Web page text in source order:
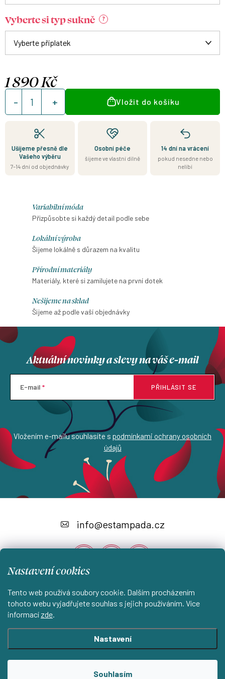
Nastavení cookies
Tento web používá soubory cookie. Dalším procházením
tohoto webu vyjadřujete souhlas s jejich používáním. Více
informací zde.
Nastavení
Souhlasím
Vyberte si typ sukně ?
1 890 Kč
Měrná
cena:
Vložit do košíku
Ušijeme přesně dle
Vašeho výběru
7–14 dní od objednávky
Osobní péče
šijeme ve vlastní dílně
14 dní na vrácení
pokud nesedne nebo
nelíbí
Variabilní móda
Přizpůsobte si každý detail podle sebe
Lokální výroba
Šijeme lokálně s důrazem na kvalitu
Přírodní materiály
Materiály, které si zamilujete na první dotek
Nešijeme na sklad
Šijeme až podle vaší objednávky
Aktuální novinky a slevy na váš e-mail
E-mail
Vložením e-mailu souhlasíte s podmínkami ochrany osobních
údajů
PŘIHLÁSIT SE
p
a
Instagram
info@estampada.cz
Shoptet.cz KantorStudio.cz
ESTAMPADA s.r.o.. Všechna práva vyhrazena.